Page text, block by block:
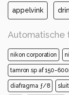
appelvink
Automatische
nikon corporation
tamron sp af 150-
diafragma ƒ/8